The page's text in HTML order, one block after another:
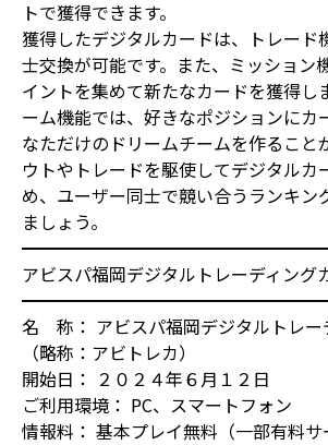
トで獲得できます。
獲得したデジタルカードは、トレード
士交換が可能です。また、ミッション
イントを集めて新たなカードを獲得し
ーム機能では、好きなポジションにカ
なただけのドリームチームを作ること
ウトやトレードを駆使してデジタルカ
め、ユーザー同士で競い合うランキン
ましょう。
アビスパ福岡デジタルトレーディング
名 称： アビスパ福岡デジタルトレー
（略称：アビトレカ）
開始日： ２０２４年６月１２日
ご利用環境： PC、スマートフォン
情報料： 基本プレイ無料（一部有料サ